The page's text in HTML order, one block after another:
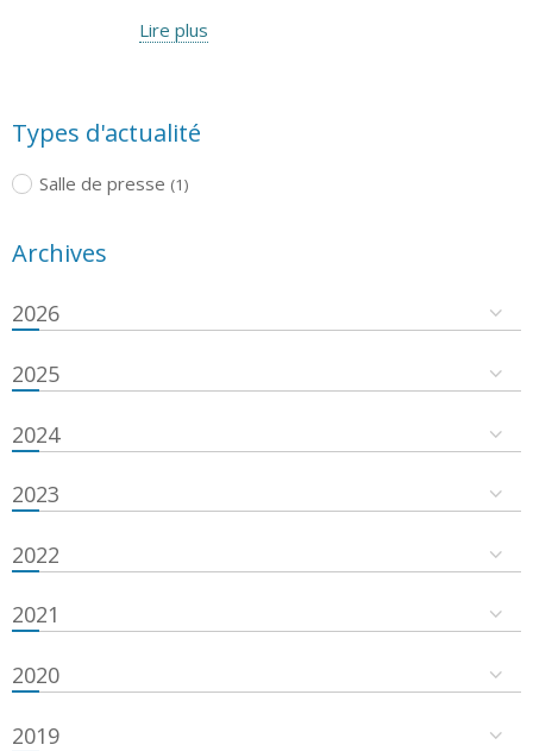
Lire plus
Types d'actualité
Salle de presse (1)
Archives
2026
2025
2024
2023
2022
2021
2020
2019